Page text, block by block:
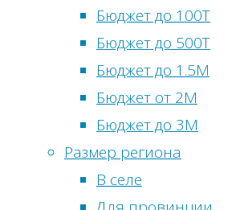
Бюджет до 100Т
Бюджет до 500Т
Бюджет до 1.5М
Бюджет от 2М
Бюджет до 3М
Размер региона
В селе
Финансовый
блог
Психология
Походка
и
характер
Бизнес
идеи
без
вложений
Бизнес
идеи
в